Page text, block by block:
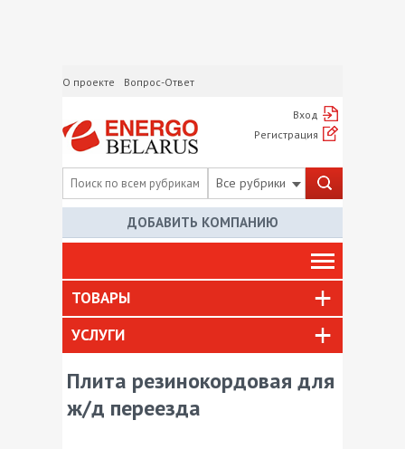
О проекте Вопрос-Ответ
Вход
Регистрация
Все рубрики
ДОБАВИТЬ КОМПАНИЮ
ТОВАРЫ
УСЛУГИ
Плита резинокордовая для
ж/д переезда